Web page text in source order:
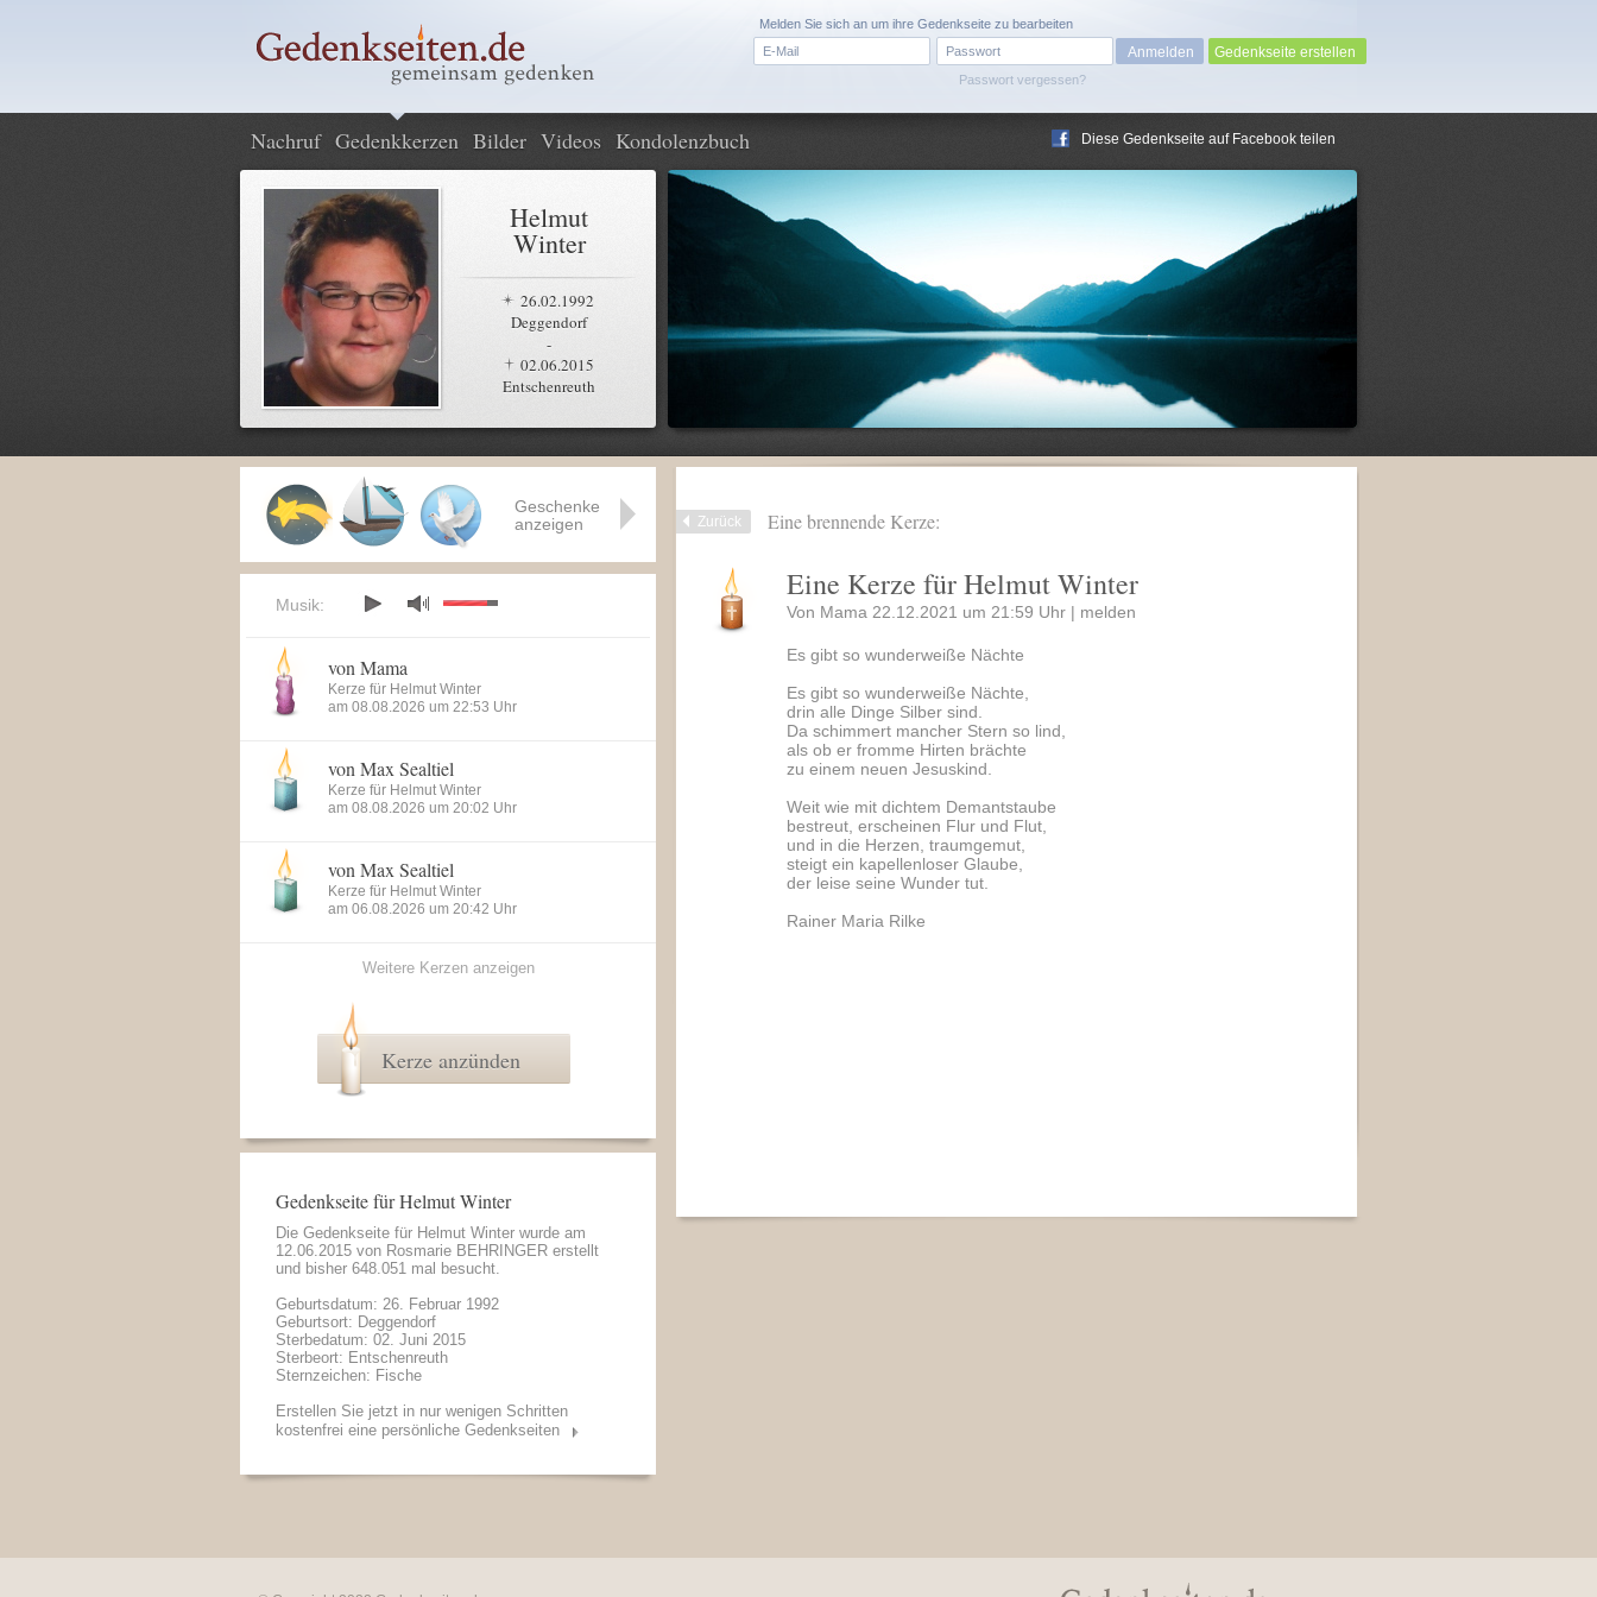
Passwort vergessen?
Melden Sie sich an um ihre Gedenkseite zu bearbeiten
Gedenkseite erstellen
Nachruf Gedenkkerzen Bilder Videos Kondolenzbuch Diese Gedenkseite auf Facebook teilen
Helmut
Winter
26.02.1992
Deggendorf
-
02.06.2015
Entschenreuth
Zurück Eine brennende Kerze:
Eine Kerze für Helmut Winter
Von Mama 22.12.2021 um 21:59 Uhr | melden
Es gibt so wunderweiße Nächte
Es gibt so wunderweiße Nächte,
drin alle Dinge Silber sind.
Da schimmert mancher Stern so lind,
als ob er fromme Hirten brächte
zu einem neuen Jesuskind.
Weit wie mit dichtem Demantstaube
bestreut, erscheinen Flur und Flut,
und in die Herzen, traumgemut,
steigt ein kapellenloser Glaube,
der leise seine Wunder tut.
Rainer Maria Rilke
Geschenke
anzeigen
Musik:
von Mama
Kerze für Helmut Winter
am 08.08.2026 um 22:53 Uhr
von Max Sealtiel
Kerze für Helmut Winter
am 08.08.2026 um 20:02 Uhr
von Max Sealtiel
Kerze für Helmut Winter
am 06.08.2026 um 20:42 Uhr
Weitere Kerzen anzeigen
Kerze anzünden
Gedenkseite für Helmut Winter
Die Gedenkseite für Helmut Winter wurde am
12.06.2015 von Rosmarie BEHRINGER erstellt
und bisher 648.051 mal besucht.
Geburtsdatum: 26. Februar 1992
Geburtsort: Deggendorf
Sterbedatum: 02. Juni 2015
Sterbeort: Entschenreuth
Sternzeichen: Fische
Erstellen Sie jetzt in nur wenigen Schritten
kostenfrei eine persönliche Gedenkseiten